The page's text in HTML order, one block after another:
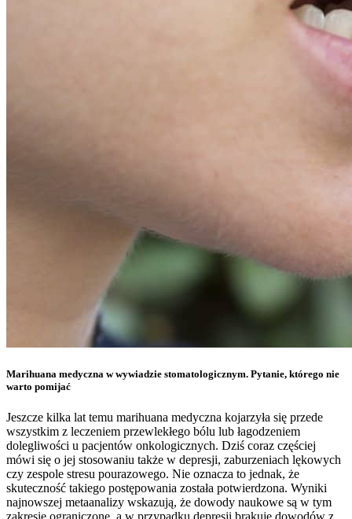
Marihuana medyczna w wywiadzie stomatologicznym. Pytanie, którego nie
warto pomijać
Jeszcze kilka lat temu marihuana medyczna kojarzyła się przede
wszystkim z leczeniem przewlekłego bólu lub łagodzeniem
dolegliwości u pacjentów onkologicznych. Dziś coraz częściej
mówi się o jej stosowaniu także w depresji, zaburzeniach lękowych
czy zespole stresu pourazowego. Nie oznacza to jednak, że
skuteczność takiego postępowania została potwierdzona. Wyniki
najnowszej metaanalizy wskazują, że dowody naukowe są w tym
zakresie ograniczone, a w przypadku depresji brakuje dowodów z